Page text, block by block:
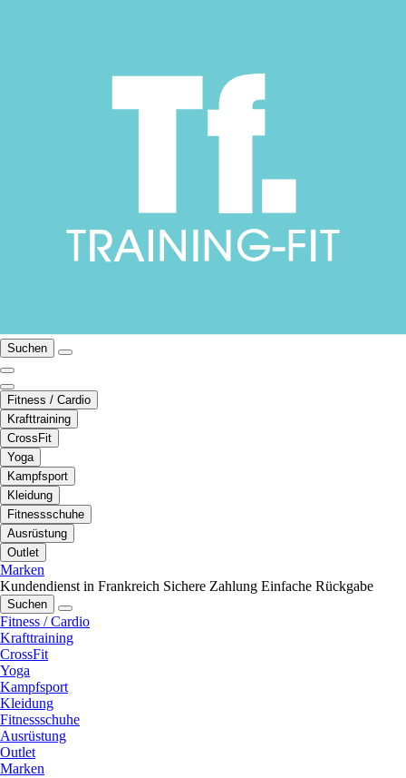
Suchen
Fitness / Cardio
Krafttraining
CrossFit
Yoga
Kampfsport
Kleidung
Fitnessschuhe
Ausrüstung
Outlet
Marken
Kundendienst in Frankreich Sichere Zahlung Einfache Rückgabe
Suchen
Fitness / Cardio
Krafttraining
CrossFit
Yoga
Kampfsport
Kleidung
Fitnessschuhe
Ausrüstung
Outlet
Marken